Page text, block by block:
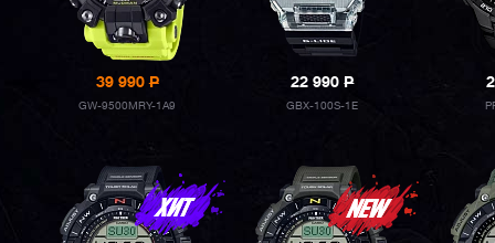
39 990P
GW-9500MRY-1A9
22 990P
GBX-100S-1E